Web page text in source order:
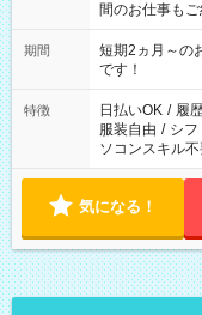
間のお仕事も
家庭の都合で
※週最低15時
期間
短期2ヵ月～の
です！
特徴 日払いOK / 履
服装自由 / シフ
ソコンスキル
気になる！